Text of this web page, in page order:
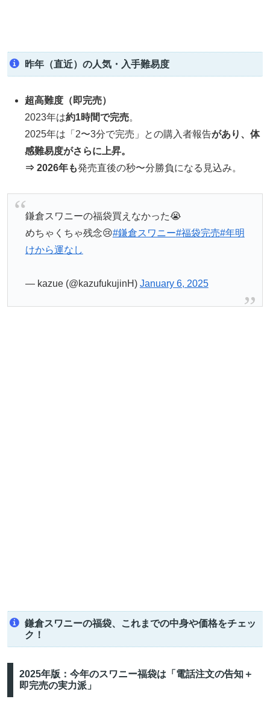
昨年（直近）の人気・入手難易度
超高難度（即完売）
2023年は約1時間で完売。
2025年は「2〜3分で完売」との購入者報告があり、体
感難易度がさらに上昇。
⇒ 2026年も発売直後の秒〜分勝負になる見込み。
鎌倉スワニーの福袋買えなかった😭
めちゃくちゃ残念😢#鎌倉スワニー#福袋完売#年明
けから運なし
— kazue (@kazufukujinH) January 6, 2025
鎌倉スワニーの福袋、これまでの中身や価格をチェッ
ク！
2025年版：今年のスワニー福袋は「電話注文の告知＋
即完売の実力派」